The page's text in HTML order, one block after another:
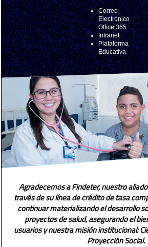
Correo
Electrónico
Office 365
Intranet
Plataforma
Educativa
Agradecemos a Findeter, nuestro
través de su línea de crédito de tasa
continuar materializando el desarrollo
proyectos de salud, asegurando el
usuarios y nuestra misión institucional:
Proyección Social.